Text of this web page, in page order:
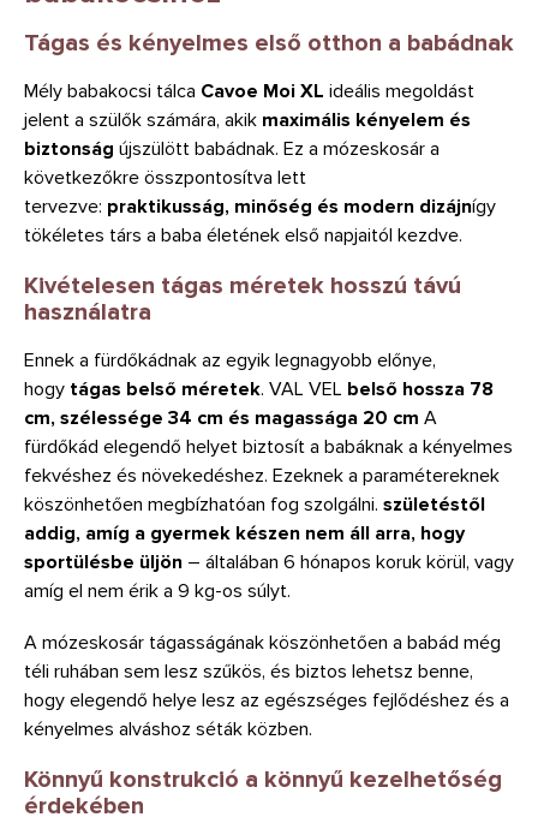
Tágas és kényelmes első otthon a babádnak
Mély babakocsi tálca Cavoe Moi XL ideális megoldást
jelent a szülők számára, akik maximális kényelem és
biztonság újszülött babádnak. Ez a mózeskosár a
következőkre összpontosítva lett
tervezve: praktikusság, minőség és modern dizájnígy
tökéletes társ a baba életének első napjaitól kezdve.
Kivételesen tágas méretek hosszú távú
használatra
Ennek a fürdőkádnak az egyik legnagyobb előnye,
hogy tágas belső méretek. VAL VEL belső hossza 78
cm, szélessége 34 cm és magassága 20 cm A
fürdőkád elegendő helyet biztosít a babáknak a kényelmes
fekvéshez és növekedéshez. Ezeknek a paramétereknek
köszönhetően megbízhatóan fog szolgálni. születéstől
addig, amíg a gyermek készen nem áll arra, hogy
sportülésbe üljön – általában 6 hónapos koruk körül, vagy
amíg el nem érik a 9 kg-os súlyt.
A mózeskosár tágasságának köszönhetően a babád még
téli ruhában sem lesz szűkös, és biztos lehetsz benne,
hogy elegendő helye lesz az egészséges fejlődéshez és a
kényelmes alváshoz séták közben.
Könnyű konstrukció a könnyű kezelhetőség
érdekében